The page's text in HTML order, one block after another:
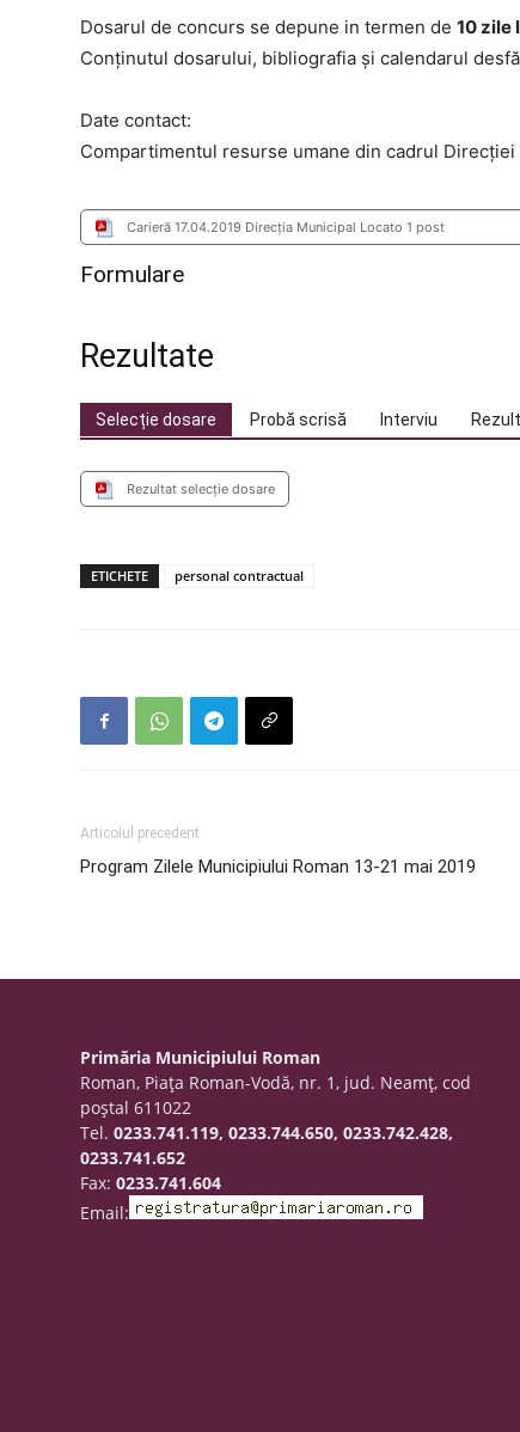
Dosarul de concurs se depune in termen de10 zile
Conţinutul dosarului, bibliografia şi calendarul
Date contact:
Compartimentul resurse umane din cadrul
Carieră 17.04.2019 Direcţia Municipal Locato 1 post
Formulare
Rezultate
Selecție dosare Probă scrisă Interviu
Rezultat selecție dosare
ETICHETE personal contractual
Articolul precedent
Program Zilele Municipiului Roman 13-21 mai 2019
Primăria Municipiului Roman
Roman, Piaţa Roman-Vodă, nr. 1, jud. Neamţ, cod
poştal 611022
Tel.0233.741.119, 0233.744.650, 0233.742.428,
0233.741.652
Fax:0233.741.604
Email: